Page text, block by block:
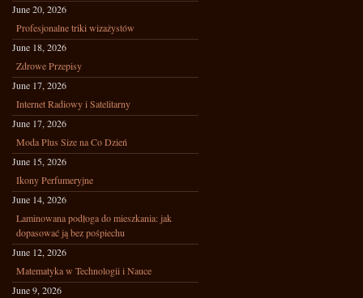
June 20, 2026
Profesjonalne triki wizażystów
June 18, 2026
Zdrowe Przepisy
June 17, 2026
Internet Radiowy i Satelitarny
June 17, 2026
Moda Plus Size na Co Dzień
June 15, 2026
Ikony Perfumeryjne
June 14, 2026
Laminowana podłoga do mieszkania: jak
dopasować ją bez pośpiechu
June 12, 2026
Matematyka w Technologii i Nauce
June 9, 2026